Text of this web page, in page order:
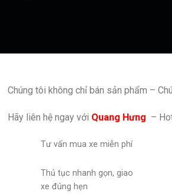
Chúng tôi không chỉ bán sản phẩm –
Hãy liên hệ ngay với Quang Hưng –
Tư vấn mua xe miễn phí
Thủ tục nhanh gọn, giao
xe đúng hẹn